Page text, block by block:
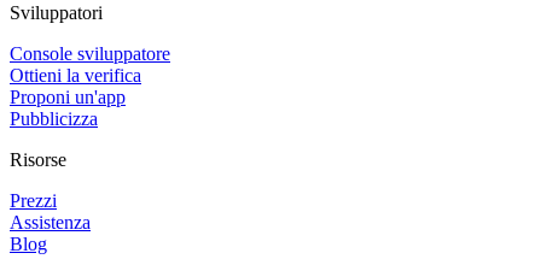
Sviluppatori
Console sviluppatore
Ottieni la verifica
Proponi un'app
Pubblicizza
Risorse
Prezzi
Assistenza
Blog